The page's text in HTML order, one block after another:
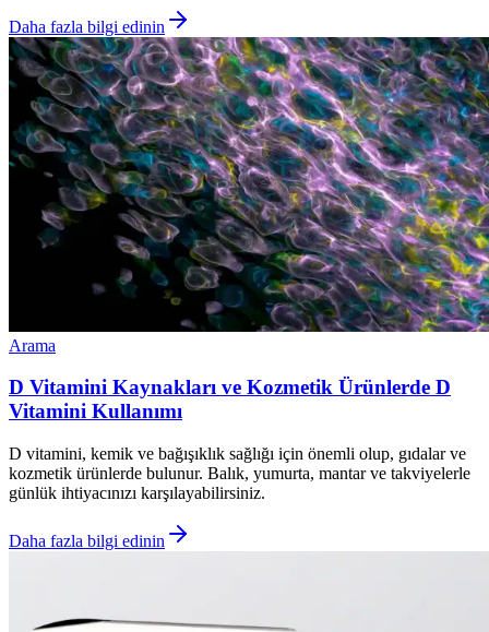
Daha fazla bilgi edinin
Arama
D Vitamini Kaynakları ve Kozmetik Ürünlerde D
Vitamini Kullanımı
D vitamini, kemik ve bağışıklık sağlığı için önemli olup, gıdalar ve
kozmetik ürünlerde bulunur. Balık, yumurta, mantar ve takviyelerle
günlük ihtiyacınızı karşılayabilirsiniz.
Daha fazla bilgi edinin